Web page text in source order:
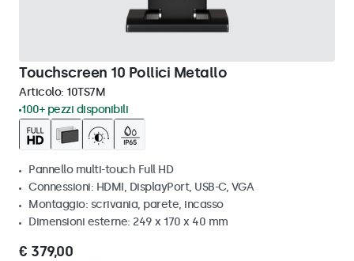
Touchscreen 10 Pollici Metallo
Articolo: 10TS7M
100+ pezzi disponibili
Pannello multi-touch Full HD
Connessioni: HDMI, DisplayPort, USB-C, VGA
Montaggio: scrivania, parete, incasso
Dimensioni esterne: 249 x 170 x 40 mm
€ 379,00